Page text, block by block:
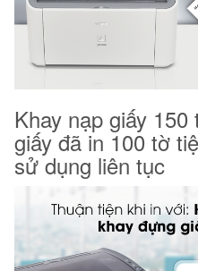
Khay nạp giấy
giấy đã in 100 tờ
sử dụng liên tục